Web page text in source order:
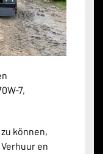
7,
können,
en